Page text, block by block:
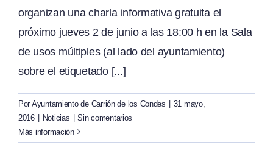
organizan una charla informativa gratuita el
próximo jueves 2 de junio a las 18:00 h en la Sala
de usos múltiples (al lado del ayuntamiento)
sobre el etiquetado [...]
Por Ayuntamiento de Carrión de los Condes | 31 mayo,
2016 | Noticias | Sin comentarios
Más información